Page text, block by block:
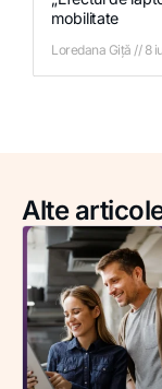
mobilitate
Loredana Giță 8
Alte